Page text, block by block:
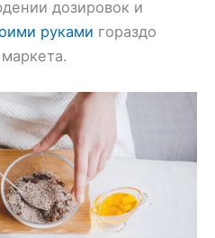
дозировок и
руками гораздо